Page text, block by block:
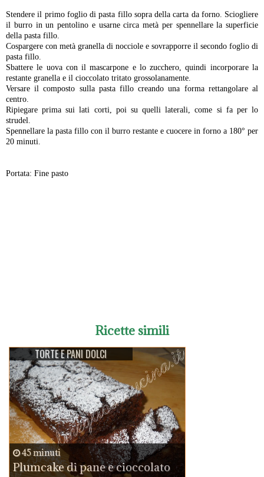
Stendere il primo foglio di pasta fillo sopra della carta da forno. Sciogliere
il burro in un pentolino e usarne circa metà per spennellare la superficie
della pasta fillo.
Cospargere con metà granella di nocciole e sovrapporre il secondo foglio di
pasta fillo.
Sbattere le uova con il mascarpone e lo zucchero, quindi incorporare la
restante granella e il cioccolato tritato grossolanamente.
Versare il composto sulla pasta fillo creando una forma rettangolare al
centro.
Ripiegare prima sui lati corti, poi su quelli laterali, come si fa per lo
strudel.
Spennellare la pasta fillo con il burro restante e cuocere in forno a 180° per
20 minuti.
Portata: Fine pasto
Ricette simili
TORTE E PANI DOLCI
45 minuti
Plumcake di pane e cioccolato